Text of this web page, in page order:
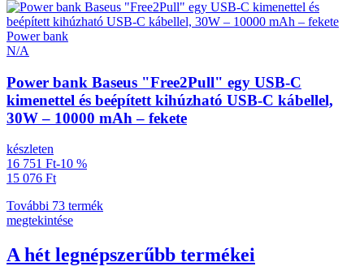
Power bank
N/A
Power bank Baseus "Free2Pull" egy USB-C
kimenettel és beépített kihúzható USB-C kábellel,
30W – 10000 mAh – fekete
készleten
16 751 Ft-10 %
15 076 Ft
További 73 termék
megtekintése
A hét legnépszerűbb termékei